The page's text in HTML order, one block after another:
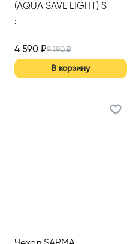
(AQUA SAVE LIGHT) S
1600*2000
:
4 590 ₽9 190₽
В корзину